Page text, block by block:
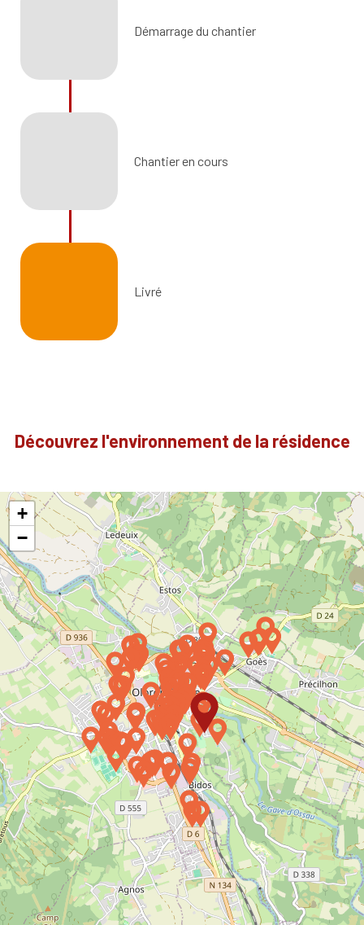
Démarrage du chantier
Chantier en cours
Livré
Découvrez l'environnement de la résidence
+
−